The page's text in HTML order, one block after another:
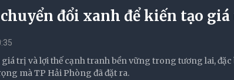
đổi xanh để kiến tạo
giá trị và lợi thế cạnh tranh bền vững trong tương lai,
mà TP Hải Phòng đã đặt ra.